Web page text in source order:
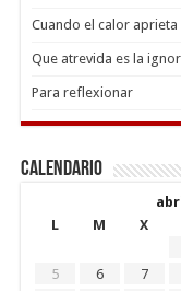
Cuando el calor aprieta
Que atrevida es la
Para reflexionar
Calendario
L
M X
5
6 7